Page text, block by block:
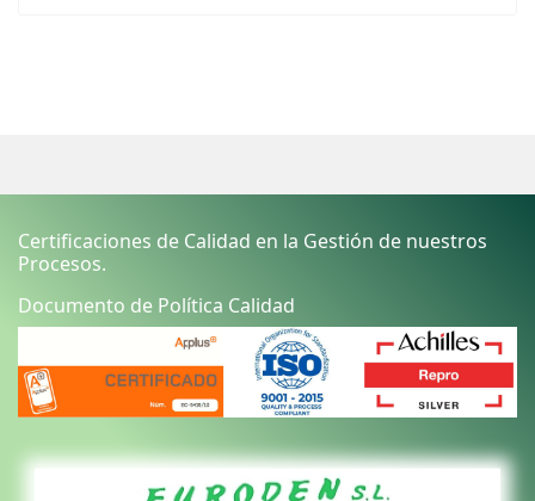
Certificaciones de Calidad en la Gestión de nuestros
Procesos.
Documento de Política Calidad